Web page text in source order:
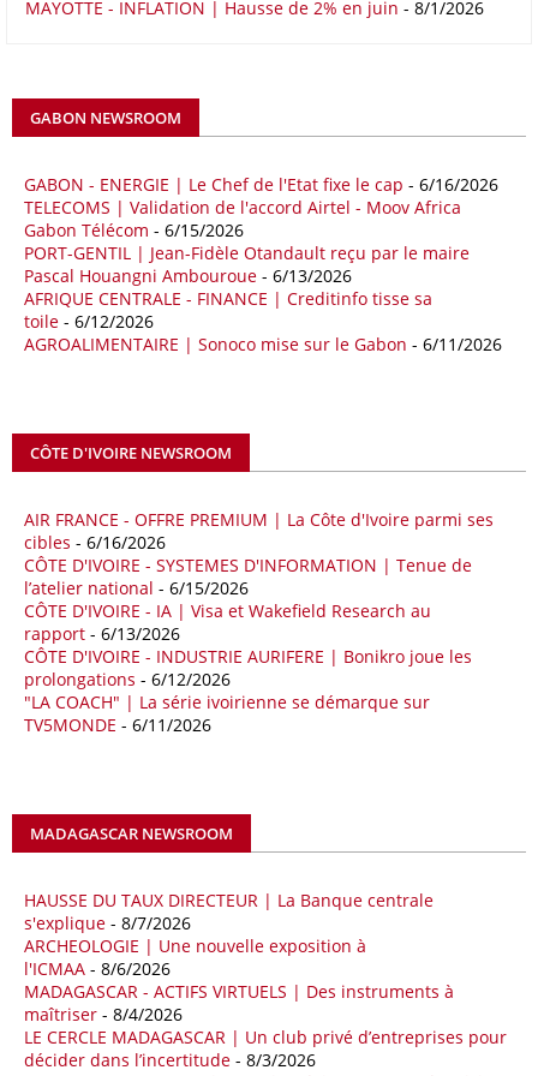
même période de 2025 pour s’établir à 36,8 milliards de dollars, en
avril, à 81,82 milliards de dollars. Durant la même période, les
importations chinoises en provenance du continent ont atteint 45,02
quatre premiers mois de 2025.
09/05/26 ITALIE - LIBYE
Les deux pays veulent accélérer leurs projets gaziers communs, afin
de sécuriser davantage les approvisionnements énergétiques en
Méditerranée, dans un contexte marqué par des tensions
géopolitiques internationales et des perturbations sur le marché
mondial du gaz. Réunis à Rome le jeudi 7 mai, la Première ministre
coopération et les investissements dans le secteur énergétique. Cette
séquence survient alors que Rome cherche à réduire son exposition
18/04/26 ALGERIE - BP
La multinationale BP signe son retour en Algérie où un permis de
prospection d’hydrocarbures dans le bassin oriental lui a été attribué
par l’Agence nationale pour la valorisation des ressources en
hydrocarbures (ALNAFT). L’information rendue publique mercredi 15
avril par l’institution, intervient dans le cadre de sa politique de relance
de l’exploration. Le périmètre concerné se situe dans une zone de
l’est du pays jugée peu explorée malgré son potentiel. BP pourra y
lancer ses premières opérations de prospection sur le terrain portant
18/04/26 OUGANDA - CITIBANK
américaine Citibank pour arranger la mobilisation des financements
nécessaires à la construction du chemin de fer à écartement standard
(SGR) qui devrait relier la capitale Kampala à la frontière avec le
Kenya, pour un investissement de 2,7 milliards d'euros (3,19 milliards
de dollars). Selon le secrétaire permanent au ministère ougandais des
Finances, Ramathan Ggoobi, lors d’une rencontre entre les ministres
des Finances de l'Ouganda, du Kenya et du Rwanda tenue à
Washington, en marge des réunions de printemps 2026 du FMI et de
MAYOTTE - INFLATION | Hausse de 2% en juin - 8/1/2026
GABON NEWSROOM
GABON - ENERGIE | Le Chef de l'Etat fixe le cap - 6/16/2026
TELECOMS | Validation de l'accord Airtel - Moov Africa
Gabon Télécom - 6/15/2026
PORT-GENTIL | Jean-Fidèle Otandault reçu par le maire
Pascal Houangni Ambouroue - 6/13/2026
AFRIQUE CENTRALE - FINANCE | Creditinfo tisse sa
toile - 6/12/2026
AGROALIMENTAIRE | Sonoco mise sur le Gabon - 6/11/2026
CÔTE D'IVOIRE NEWSROOM
AIR FRANCE - OFFRE PREMIUM | La Côte d'Ivoire parmi ses
cibles - 6/16/2026
CÔTE D'IVOIRE - SYSTEMES D'INFORMATION | Tenue de
l’atelier national - 6/15/2026
CÔTE D'IVOIRE - IA | Visa et Wakefield Research au
rapport - 6/13/2026
CÔTE D'IVOIRE - INDUSTRIE AURIFERE | Bonikro joue les
prolongations - 6/12/2026
"LA COACH" | La série ivoirienne se démarque sur
TV5MONDE - 6/11/2026
MADAGASCAR NEWSROOM
HAUSSE DU TAUX DIRECTEUR | La Banque centrale
s'explique - 8/7/2026
ARCHEOLOGIE | Une nouvelle exposition à
l'ICMAA - 8/6/2026
MADAGASCAR - ACTIFS VIRTUELS | Des instruments à
maîtriser - 8/4/2026
LE CERCLE MADAGASCAR | Un club privé d’entreprises pour
décider dans l’incertitude - 8/3/2026